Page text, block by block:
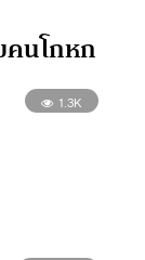
คนโกหก
1.3K